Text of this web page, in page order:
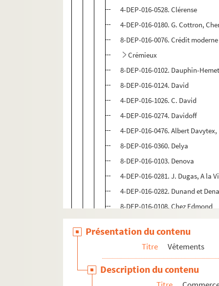
4-DEP-016-0528. Clérense
4-DEP-016-0180. G. Cottron,
8-DEP-016-0076. Crédit moderne
Crémieux
8-DEP-016-0102. Dauphin-
8-DEP-016-0124. David
4-DEP-016-1026. C. David
4-DEP-016-0274. Davidoff
4-DEP-016-0476. Albert
8-DEP-016-0360. Delya
8-DEP-016-0103. Denova
4-DEP-016-0281. J. Dugas, A la
4-DEP-016-0282. Dunand et
8-DEP-016-0108. Chez Edmond
4-DEP-016-0208. The Emporium
1-DEP-016-0015. Entrepôt
8-DEP-016-0107. Erneste, le
8-DEP-016-0106. Etienne, The
Présentation du contenu
Titre Vêtements
Description du contenu